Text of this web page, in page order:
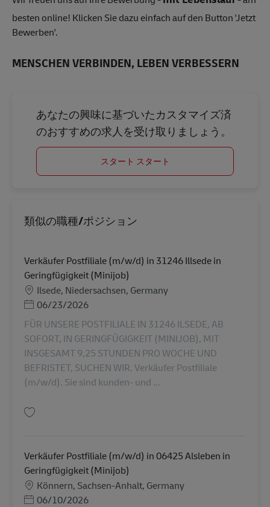
besten online! Klicken Sie dazu einfach auf den Button 'Jetzt
Bewerben'.
MENSCHEN VERBINDEN, LEBEN VERBESSERN
あなたの興味に基づいたカスタマイズ済
のおすすめの求人を受け取りましょう。
スタート スタート
類似の職種/ポジション
Verkäufer Postfiliale (m/w/d) in 31246 Illsede in
Geringfügigkeit (Minijob)
勤務地
Ilsede, Niedersachsen, Germany
Posted Date
06/23/2026
FÜR UNSERE POSTFILIALE IN 31246 ILSEDE, AB
SOFORT, IN GERINGFÜGIGKEIT (MINIJOB), MIT
INSGESAMT 9,25 STUNDEN PRO WOCHE UND
BEFRISTET, SUCHEN WIR. Verkäufer Postfiliale
(m/w/d). Sie sind kunden- und ...
Verkäufer Postfiliale (m/w/d) in 06425 Alsleben in
Geringfügigkeit (Minijob)
勤務地
Könnern, Sachsen-Anhalt, Germany
Posted Date
06/10/2026